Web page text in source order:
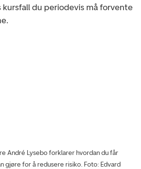
kursfall du periodevis må forvente
André Lysebo forklarer hvordan du får
gjøre for å redusere risiko. Foto: Edvard